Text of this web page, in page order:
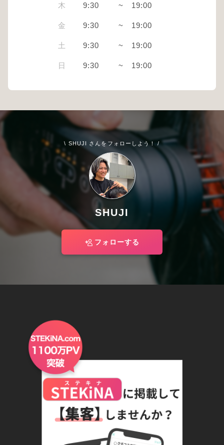
木 9:30 ~ 19:00
金 9:30 ~ 19:00
土 9:30 ~ 19:00
日 9:30 ~ 19:00
\ SHUJI さんをフォローしよう！ /
SHUJI
フォローする